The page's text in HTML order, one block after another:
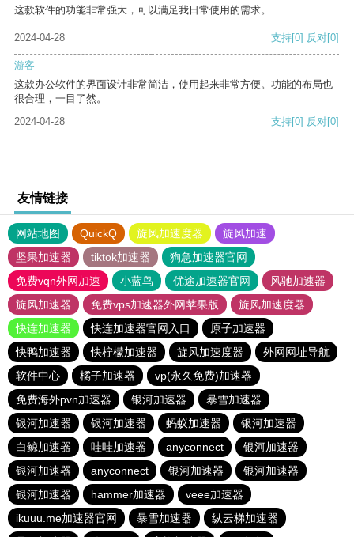
这款软件的功能非常强大，可以满足我日常使用的需求。
2024-04-28 支持[0] 反对[0]
游客
这款办公软件的界面设计非常简洁，使用起来非常方便。功能的布局也
很合理，一目了然。
2024-04-28
支持[0] 反对[0]
友情链接
网站地图 QuickQ 旋风加速度器
旋风加速
坚果加速器
tiktok加速器
狗急加速器官网
免费vqn外网加速
小蓝鸟 优途加速器官网
风驰加速器
旋风加速器
免费vps加速器外网苹果版
旋风加速度器
快连加速器
快连加速器官网入口
原子加速器
快鸭加速器
快柠檬加速器 旋风加速度器
外网网址导航
软件中心
橘子加速器
vp(永久免费)加速器
免费海外pvn加速器
银河加速器
暴雪加速器
银河加速器
银河加速器 蚂蚁加速器
银河加速器
白鲸加速器
哇哇加速器 anyconnect
银河加速器
银河加速器
anyconnect 银河加速器
银河加速器
银河加速器
hammer加速器
veee加速器
ikuuu.me加速器官网
暴雪加速器
纵云梯加速器